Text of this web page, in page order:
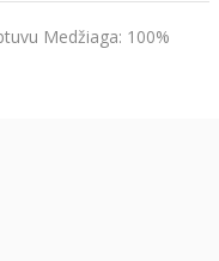
Medžiaga: 100%